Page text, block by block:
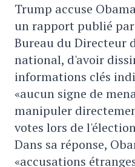
Trump accuse
un rapport publié
Bureau du Directeur
national, d'avoir
informations clés
«aucun signe de
manipuler
votes lors de
Dans sa réponse,
«accusations